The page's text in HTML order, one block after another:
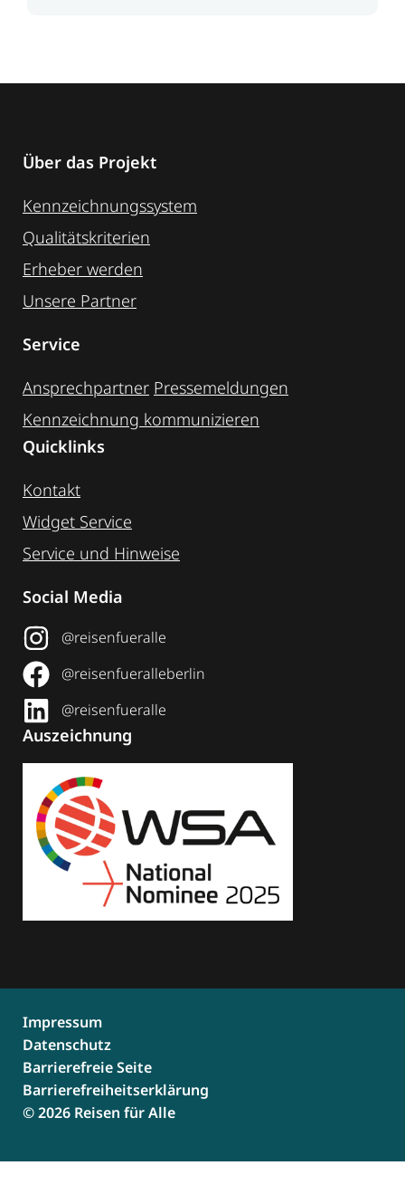
Über das Projekt
Kennzeichnungssystem
Qualitätskriterien
Erheber werden
Unsere Partner
Service
Ansprechpartner Pressemeldungen
Kennzeichnung ­kommunizieren
Quicklinks
Kontakt
Widget Service
Service und Hinweise
Social Media
@reisenfueralle
@reisenfueralleberlin
@reisenfueralle
Auszeichnung
© 2026 Reisen für Alle
Impressum
Datenschutz
Barrierefreie Seite
Barrierefreiheitserklärung